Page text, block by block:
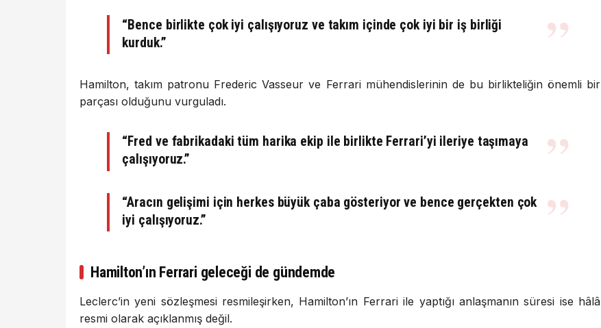
“Bence birlikte çok iyi çalışıyoruz ve takım içinde çok iyi bir iş birliği
kurduk.”
Hamilton, takım patronu Frederic Vasseur ve Ferrari mühendislerinin de bu birlikteliğin önemli bir
parçası olduğunu vurguladı.
“Fred ve fabrikadaki tüm harika ekip ile birlikte Ferrari’yi ileriye taşımaya
çalışıyoruz.”
“Aracın gelişimi için herkes büyük çaba gösteriyor ve bence gerçekten çok
iyi çalışıyoruz.”
Hamilton’ın Ferrari geleceği de gündemde
Leclerc’in yeni sözleşmesi resmileşirken, Hamilton’ın Ferrari ile yaptığı anlaşmanın süresi ise hâlâ
resmi olarak açıklanmış değil.